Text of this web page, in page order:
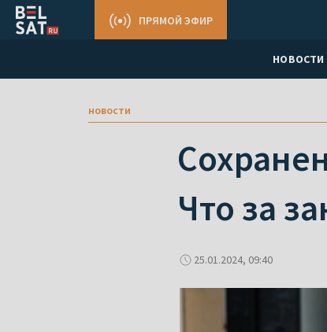
НОВОСТИ
ПРЯМОЙ ЭФИР
новости
Что за
25.01.2024, 09:40